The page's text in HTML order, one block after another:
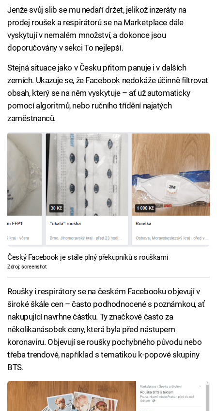
Jenže svůj slib se mu nedaří držet, jelikož inzeráty na
prodej roušek a respirátorů se na Marketplace dále
vyskytují v nemalém množství, a dokonce jsou
doporučovány v sekci To nejlepší.
Stejná situace jako v Česku přitom panuje i v dalších
zemích. Ukazuje se, že Facebook nedokáže účinně filtrovat
obsah, který se na něm vyskytuje – ať už automaticky
pomocí algoritmů, nebo ručního třídění najatých
zaměstnanců.
Český Facebook je stále plný překupníků s rouškami
Zdroj: screenshot
Roušky i respirátory se na českém Facebooku objevují v
široké škále cen – často podhodnocené s poznámkou, ať
nakupující navrhne částku. Ty značkové často za
několikanásobek ceny, která byla před nástupem
koronaviru. Objevují se roušky pochybného původu nebo
třeba trendové, například s tematikou k-popové skupiny
BTS.